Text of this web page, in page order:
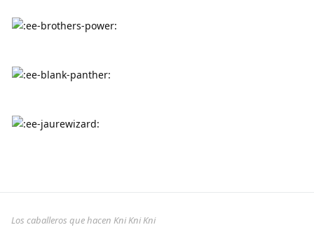
Los caballeros que hacen Kni Kni Kni